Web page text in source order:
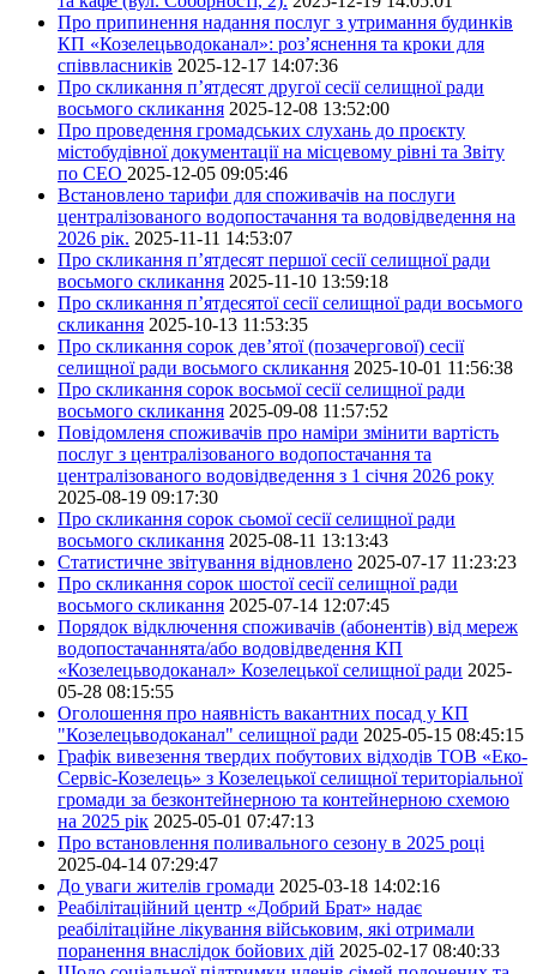
Про припинення надання послуг з утримання будинків
КП «Козелецьводоканал»: роз’яснення та кроки для
співвласників 2025-12-17 14:07:36
Про скликання п’ятдесят другої сесії селищної ради
восьмого скликання 2025-12-08 13:52:00
Про проведення громадських слухань до проєкту
містобудівної документації на місцевому рівні та Звіту
по СЕО 2025-12-05 09:05:46
Встановлено тарифи для споживачів на послуги
централізованого водопостачання та водовідведення на
2026 рік. 2025-11-11 14:53:07
Про скликання п’ятдесят першої сесії селищної ради
восьмого скликання 2025-11-10 13:59:18
Про скликання п’ятдесятої сесії селищної ради восьмого
скликання 2025-10-13 11:53:35
Про скликання сорок дев’ятої (позачергової) сесії
селищної ради восьмого скликання 2025-10-01 11:56:38
Про скликання сорок восьмої сесії селищної ради
восьмого скликання 2025-09-08 11:57:52
Повідомленя споживачів про наміри змінити вартість
послуг з централізованого водопостачання та
централізованого водовідведення з 1 січня 2026 року
2025-08-19 09:17:30
Про скликання сорок сьомої сесії селищної ради
восьмого скликання 2025-08-11 13:13:43
Статистичне звітування відновлено 2025-07-17 11:23:23
Про скликання сорок шостої сесії селищної ради
восьмого скликання 2025-07-14 12:07:45
Порядок відключення споживачів (абонентів) від мереж
водопостачаннята/або водовідведення КП
«Козелецьводоканал» Козелецької селищної ради 2025-
05-28 08:15:55
Оголошення про наявність вакантних посад у КП
"Козелецьводоканал" селищної ради 2025-05-15 08:45:15
Графік вивезення твердих побутових відходів ТОВ «Еко-
Сервіс-Козелець» з Козелецької селищної територіальної
громади за безконтейнерною та контейнерною схемою
на 2025 рік 2025-05-01 07:47:13
Про встановлення поливального сезону в 2025 році
2025-04-14 07:29:47
До уваги жителів громади 2025-03-18 14:02:16
Реабілітаційний центр «Добрий Брат» надає
реабілітаційне лікування військовим, які отримали
поранення внаслідок бойових дій 2025-02-17 08:40:33